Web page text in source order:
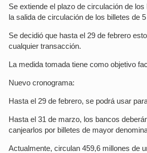
Se extiende el plazo de circulación de
la salida de circulación de los billetes de
Se decidió que hasta el 29 de febrero
cualquier transacción.
La medida tomada tiene como objetivo
Nuevo cronograma:
Hasta el 29 de febrero, se podrá usar
Hasta el 31 de marzo, los bancos
canjearlos por billetes de mayor
Actualmente, circulan 459,6 millones de